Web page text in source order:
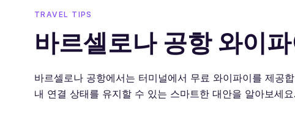
TRAVEL TIPS
바르셀로나 공항 와이
바르셀로나 공항에서는 터미널에서 무료 와이파이를 제공
내 연결 상태를 유지할 수 있는 스마트한 대안을 알아보세요.